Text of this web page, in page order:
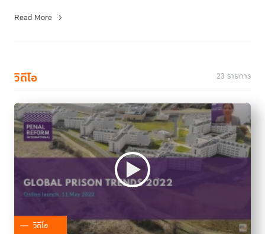
Read More
วิดีโอ 23 รายการ
วิดีโอ